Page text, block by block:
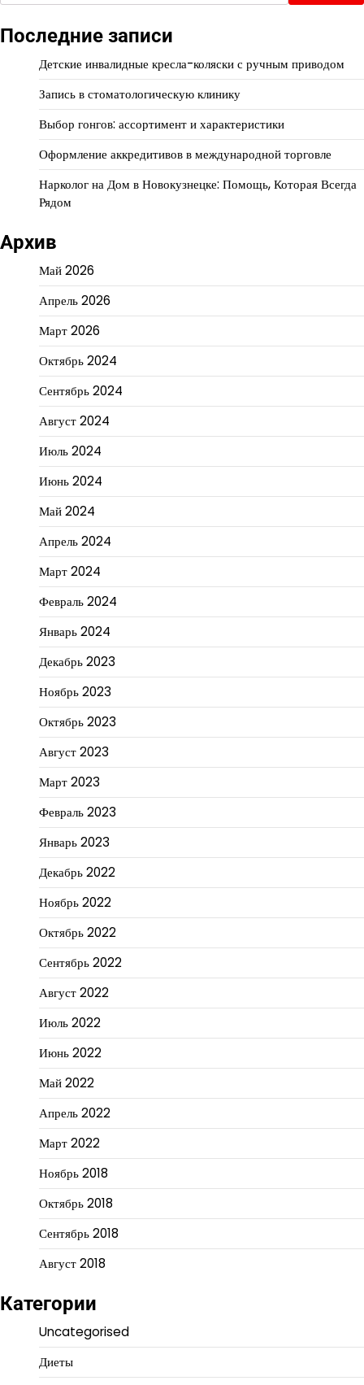
Последние записи
Детские инвалидные кресла-коляски с ручным приводом
Запись в стоматологическую клинику
Выбор гонгов: ассортимент и характеристики
Оформление аккредитивов в международной торговле
Нарколог на Дом в Новокузнецке: Помощь, Которая Всегда
Рядом
Архив
Май 2026
Апрель 2026
Март 2026
Октябрь 2024
Сентябрь 2024
Август 2024
Июль 2024
Июнь 2024
Май 2024
Апрель 2024
Март 2024
Февраль 2024
Январь 2024
Декабрь 2023
Ноябрь 2023
Октябрь 2023
Август 2023
Март 2023
Февраль 2023
Январь 2023
Декабрь 2022
Ноябрь 2022
Октябрь 2022
Сентябрь 2022
Август 2022
Июль 2022
Июнь 2022
Май 2022
Апрель 2022
Март 2022
Ноябрь 2018
Октябрь 2018
Сентябрь 2018
Август 2018
Категории
Uncategorised
Диеты